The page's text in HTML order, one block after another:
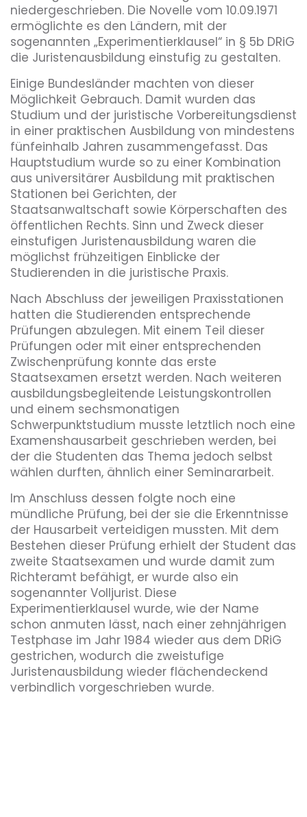
niedergeschrieben. Die Novelle vom 10.09.1971
ermöglichte es den Ländern, mit der
sogenannten „Experimentierklausel“ in § 5b DRiG
die Juristenausbildung einstufig zu gestalten.
Einige Bundesländer machten von dieser
Möglichkeit Gebrauch. Damit wurden das
Studium und der juristische Vorbereitungsdienst
in einer praktischen Ausbildung von mindestens
fünfeinhalb Jahren zusammengefasst. Das
Hauptstudium wurde so zu einer Kombination
aus universitärer Ausbildung mit praktischen
Stationen bei Gerichten, der
Staatsanwaltschaft sowie Körperschaften des
öffentlichen Rechts. Sinn und Zweck dieser
einstufigen Juristenausbildung waren die
möglichst frühzeitigen Einblicke der
Studierenden in die juristische Praxis.
Nach Abschluss der jeweiligen Praxisstationen
hatten die Studierenden entsprechende
Prüfungen abzulegen. Mit einem Teil dieser
Prüfungen oder mit einer entsprechenden
Zwischenprüfung konnte das erste
Staatsexamen ersetzt werden. Nach weiteren
ausbildungsbegleitende Leistungskontrollen
und einem sechsmonatigen
Schwerpunktstudium musste letztlich noch eine
Examenshausarbeit geschrieben werden, bei
der die Studenten das Thema jedoch selbst
wählen durften, ähnlich einer Seminararbeit.
Im Anschluss dessen folgte noch eine
mündliche Prüfung, bei der sie die Erkenntnisse
der Hausarbeit verteidigen mussten. Mit dem
Bestehen dieser Prüfung erhielt der Student das
zweite Staatsexamen und wurde damit zum
Richteramt befähigt, er wurde also ein
sogenannter Volljurist. Diese
Experimentierklausel wurde, wie der Name
schon anmuten lässt, nach einer zehnjährigen
Testphase im Jahr 1984 wieder aus dem DRiG
gestrichen, wodurch die zweistufige
Juristenausbildung wieder flächendeckend
verbindlich vorgeschrieben wurde.